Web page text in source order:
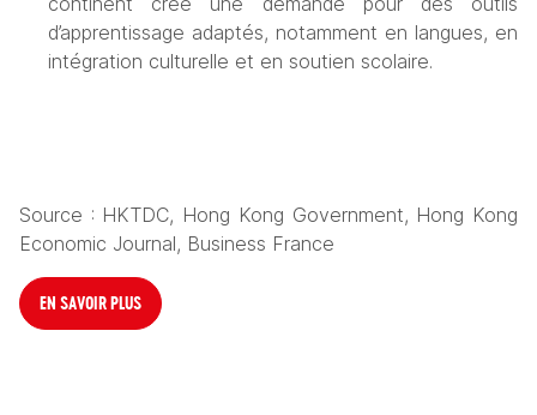
d’apprentissage adaptés, notamment en langues, en
intégration culturelle et en soutien scolaire.
Source : HKTDC, Hong Kong Government, Hong Kong
Economic Journal, Business France
EN SAVOIR PLUS